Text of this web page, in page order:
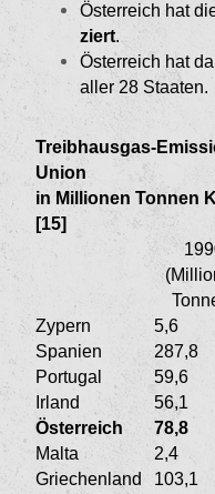
Österreich hat
ziert.
Österreich hat
aller 28 Staaten.
Treibhausgas-
Union
in Millionen Tonnen
[15]
Zypern
5,6
Spanien
287,8
Portugal
59,6
Irland
56,1
Österreich
78,8
Malta
2,4
Griechenland
103,1